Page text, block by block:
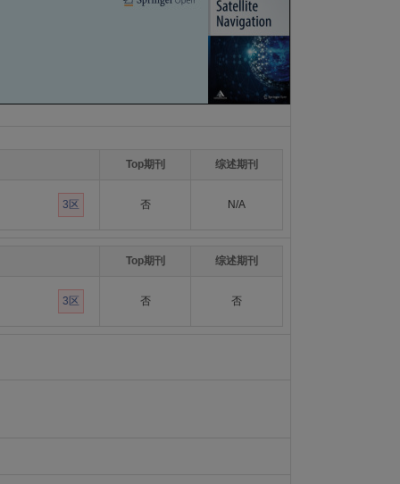
Top期刊 综述期刊
3区 否 N/A
Top期刊 综述期刊
3区 否 否